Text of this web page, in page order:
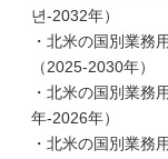
년-2032年）
・北米の国別業務
（2025-2030年）
・北米の国別業務
年-2026年）
・北米の国別業務